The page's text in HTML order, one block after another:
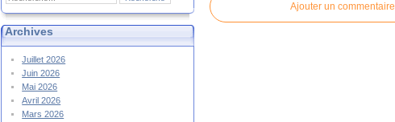
Archives
Juillet 2026
Juin 2026
Mai 2026
Avril 2026
Mars 2026
Ajouter un commentaire